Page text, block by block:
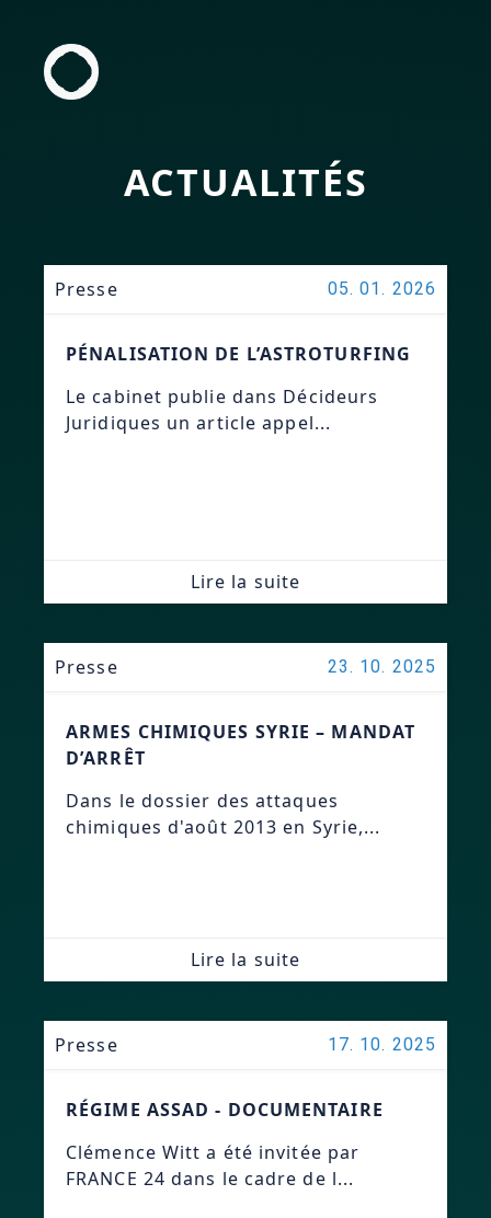
ACTUALITÉS
Presse 05. 01. 2026
PÉNALISATION DE L’ASTROTURFING
Le cabinet publie dans Décideurs
Juridiques un article appel...
Lire la suite
Presse 23. 10. 2025
ARMES CHIMIQUES SYRIE – MANDAT
D’ARRÊT
Dans le dossier des attaques
chimiques d'août 2013 en Syrie,...
Lire la suite
Presse 17. 10. 2025
RÉGIME ASSAD - DOCUMENTAIRE
Clémence Witt a été invitée par
FRANCE 24 dans le cadre de l...